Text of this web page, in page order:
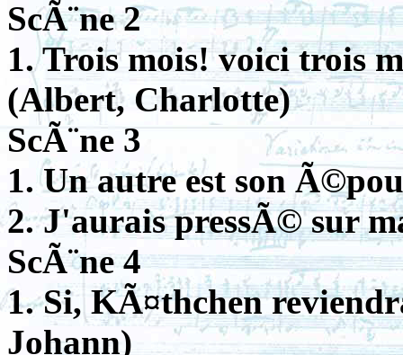
ScÃ¨ne 2
1. Trois mois! voici trois
(Albert, Charlotte)
ScÃ¨ne 3
1. Un autre est son
2. J'aurais pressÃ© sur
ScÃ¨ne 4
1. Si, KÃ¤thchen
Johann)